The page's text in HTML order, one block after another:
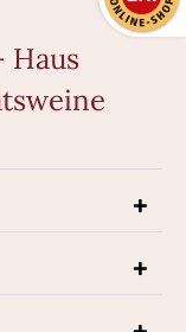
Haus